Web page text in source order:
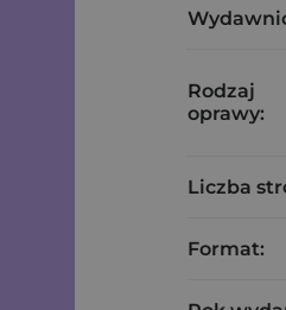
Rodzaj
oprawy:
Liczba
Format: